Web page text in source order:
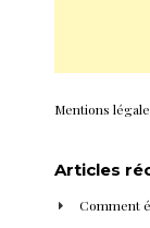
Mentions
Articles
Comment